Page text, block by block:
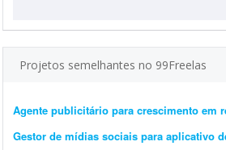
Projetos semelhantes no 99Freelas
Agente publicitário para crescimento em
Gestor de mídias sociais para aplicativo